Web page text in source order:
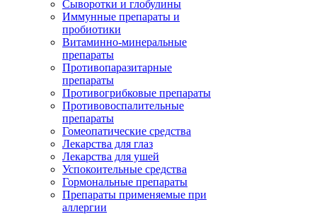
Сыворотки и глобулины
Иммунные препараты и
пробиотики
Витаминно-минеральные
препараты
Противопаразитарные
препараты
Противогрибковые препараты
Противовоспалительные
препараты
Гомеопатические средства
Лекарства для глаз
Лекарства для ушей
Успокоительные средства
Гормональные препараты
Препараты применяемые при
аллергии